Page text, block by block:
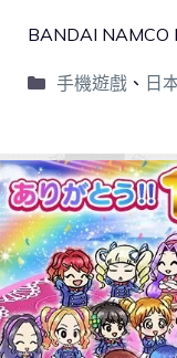
BANDAI NAMCO
手機遊戲、 日